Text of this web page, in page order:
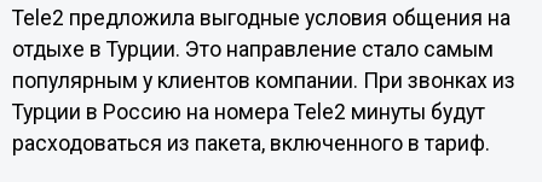
Tele2 предложила выгодные условия общения на
отдыхе в Турции. Это направление стало самым
популярным у клиентов компании. При звонках из
Турции в Россию на номера Tele2 минуты будут
расходоваться из пакета, включенного в тариф.